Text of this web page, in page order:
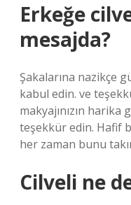
Erkeğe
mesajda?
Şakalarına nazikçe
kabul edin. ve
makyajınızın
teşekkür edin. Hafif
her zaman bunu
Cilveli ne